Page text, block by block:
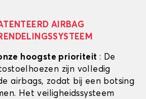
AIRBAG
hoogste prioriteit : De
zijn volledig
airbags, zodat bij een botsing
Het veiligheidssysteem